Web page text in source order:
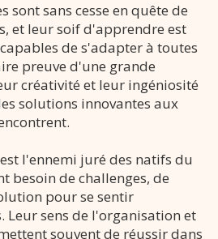
sont sans cesse en quête de
et leur soif d'apprendre est
de s'adapter à toutes
preuve d'une grande
créativité et leur ingéniosité
solutions innovantes aux
l'ennemi juré des natifs du
besoin de challenges, de
pour se sentir
Leur sens de l'organisation et
souvent de réussir dans